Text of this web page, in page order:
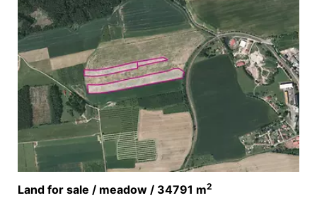
Land for sale / meadow / 34791 m2